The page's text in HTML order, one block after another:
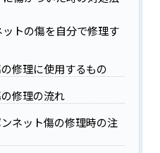
トの傷を自分で修理す
修理に使用するもの
修理の流れ
ネット傷の修理時の注